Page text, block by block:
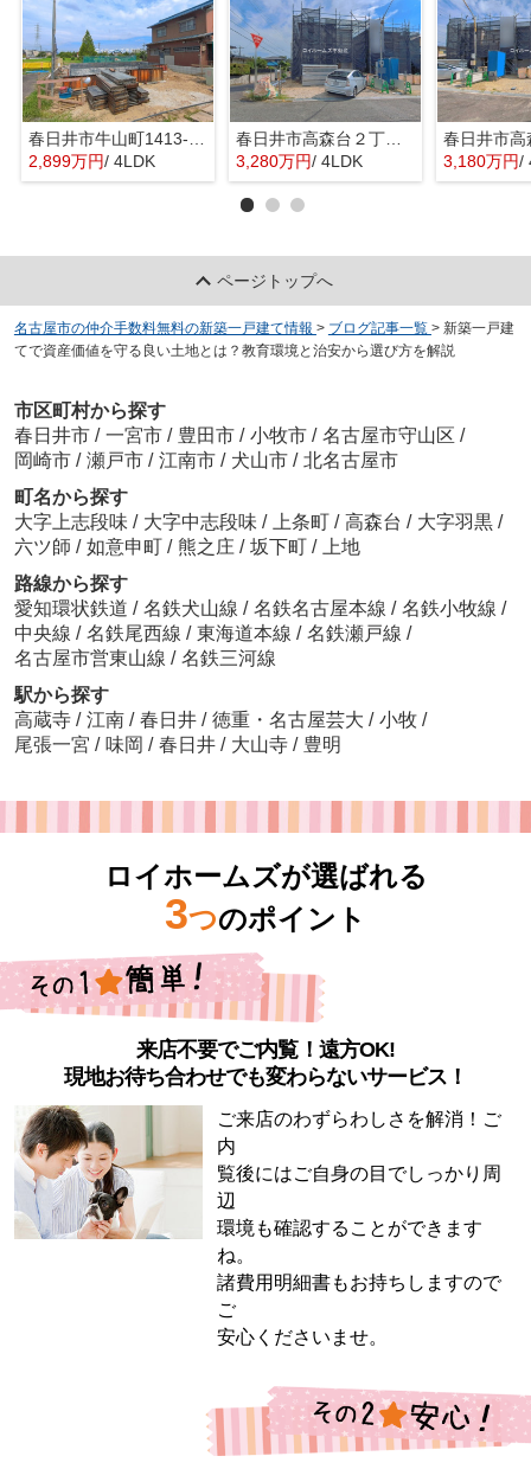
2,899万円/ 4LDK
春日井市高森台２丁目14-6『仲介料無料』新築戸建て
3,280万円/ 4LDK 3,180万円/
ページトップへ
名古屋市の仲介手数料無料の新築一戸建て情報 > ブログ記事一覧 > 新築一戸建
てで資産価値を守る良い土地とは？教育環境と治安から選び方を解説
市区町村から探す
春日井市 / 一宮市 / 豊田市 / 小牧市 / 名古屋市守山区 /
岡崎市 / 瀬戸市 / 江南市 / 犬山市 / 北名古屋市
町名から探す
大字上志段味 / 大字中志段味 / 上条町 / 高森台 / 大字羽黒 /
六ツ師 / 如意申町 / 熊之庄 / 坂下町 /
上地
路線から探す
愛知環状鉄道 / 名鉄犬山線 / 名鉄名古屋本線 / 名鉄小牧線 /
中央線 / 名鉄尾西線 / 東海道本線 / 名鉄瀬戸線 /
名古屋市営東山線 / 名鉄三河線
駅から探す
高蔵寺 / 江南 / 春日井 / 徳重・名古屋芸大 / 小牧 /
尾張一宮 / 味岡 / 春日井 / 大山寺 / 豊明
ロイホームズが選ばれる
3つのポイント
来店不要でご内覧！遠方OK!
現地お待ち合わせでも変わらないサービス！
ご来店のわずらわしさを解消！ご
内
覧後にはご自身の目でしっかり周
辺
環境も確認することができます
ね。
諸費用明細書もお持ちしますので
ご
安心くださいませ。